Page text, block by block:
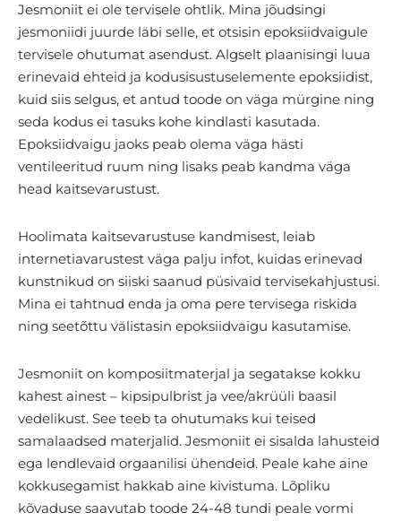
Jesmoniit ei ole tervisele ohtlik. Mina jõudsingi
jesmoniidi juurde läbi selle, et otsisin epoksiidvaigule
tervisele ohutumat asendust. Algselt plaanisingi luua
erinevaid ehteid ja kodusisustuselemente epoksiidist,
kuid siis selgus, et antud toode on väga mürgine ning
seda kodus ei tasuks kohe kindlasti kasutada.
Epoksiidvaigu jaoks peab olema väga hästi
ventileeritud ruum ning lisaks peab kandma väga
head kaitsevarustust.
Hoolimata kaitsevarustuse kandmisest, leiab
internetiavarustest väga palju infot, kuidas erinevad
kunstnikud on siiski saanud püsivaid tervisekahjustusi.
Mina ei tahtnud enda ja oma pere tervisega riskida
ning seetõttu välistasin epoksiidvaigu kasutamise.
Jesmoniit on komposiitmaterjal ja segatakse kokku
kahest ainest – kipsipulbrist ja vee/akrüüli baasil
vedelikust. See teeb ta ohutumaks kui teised
samalaadsed materjalid. Jesmoniit ei sisalda lahusteid
ega lendlevaid orgaanilisi ühendeid. Peale kahe aine
kokkusegamist hakkab aine kivistuma. Lõpliku
kõvaduse saavutab toode 24-48 tundi peale vormi